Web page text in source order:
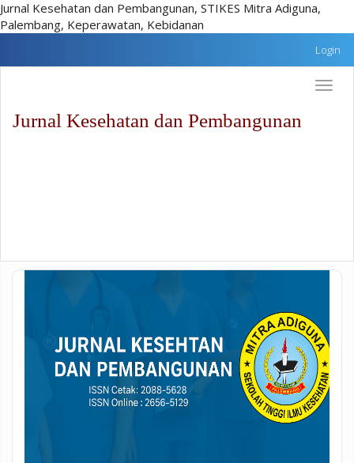
Jurnal Kesehatan dan Pembangunan, STIKES Mitra Adiguna,
Palembang, Keperawatan, Kebidanan
Navigasi
Login
Toggle
Jurnal Kesehatan dan Pembangunan